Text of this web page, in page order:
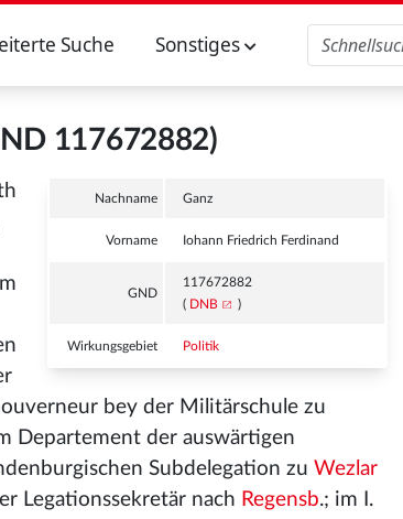
Suche Sonstiges
117672882)
Nachname Ganz
Vorname Iohann Friedrich Ferdinand
GND
117672882
( DNB )
Wirkungsgebiet Politik
bey der Militärschule zu
Departement der auswärtigen
Subdelegation zu Wezlar
Legationssekretär nach Regensb.; im I.